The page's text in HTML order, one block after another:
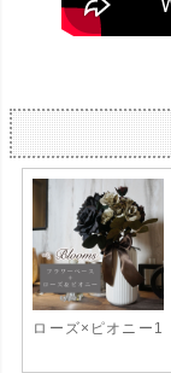
ローズ×ピオニー1